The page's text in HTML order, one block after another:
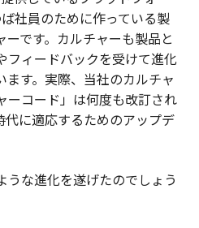
社員のために作っている製
です。カルチャーも製品と
フィードバックを受けて進化
ます。実際、当社のカルチャ
ーコード」は何度も改訂され
代に適応するためのアップデ
うな進化を遂げたのでしょう